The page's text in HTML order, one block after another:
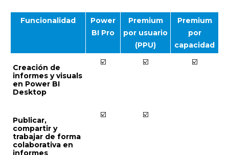
Funcionalidad
Power
BI Pro
Premium
por usuario
(PPU)
Premium
por
capacidad
Creación de
informes y visuals
en Power BI
Desktop
☑️ ☑️ ☑️
Publicar,
compartir y
trabajar de forma
colaborativa en
informes
☑️ ☑️